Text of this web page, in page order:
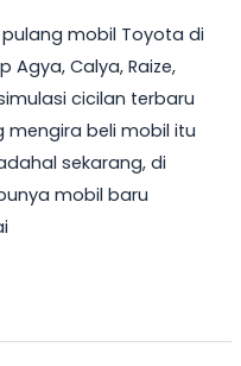
mobil Toyota di
Agya, Calya, Raize,
cicilan terbaru
mengira beli mobil itu
sekarang, di
mobil baru